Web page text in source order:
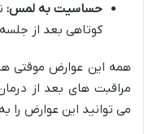
حساسیت به لمس:
کوتاهی بعد از
همه این عوارض موقتی
مراقبت های بعد از
می توانید این عوارض را